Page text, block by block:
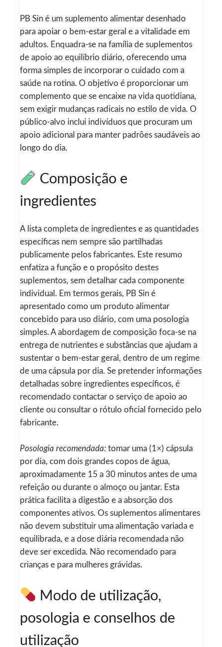
PB Sin é um suplemento alimentar desenhado
para apoiar o bem-estar geral e a vitalidade em
adultos. Enquadra-se na família de suplementos
de apoio ao equilíbrio diário, oferecendo uma
forma simples de incorporar o cuidado com a
saúde na rotina. O objetivo é proporcionar um
complemento que se encaixe na vida quotidiana,
sem exigir mudanças radicais no estilo de vida. O
público-alvo inclui indivíduos que procuram um
apoio adicional para manter padrões saudáveis ao
longo do dia.
Composição e
ingredientes
A lista completa de ingredientes e as quantidades
específicas nem sempre são partilhadas
publicamente pelos fabricantes. Este resumo
enfatiza a função e o propósito destes
suplementos, sem detalhar cada componente
individual. Em termos gerais, PB Sin é
apresentado como um produto alimentar
concebido para uso diário, com uma posologia
simples. A abordagem de composição foca-se na
entrega de nutrientes e substâncias que ajudam a
sustentar o bem-estar geral, dentro de um regime
de uma cápsula por dia. Se pretender informações
detalhadas sobre ingredientes específicos, é
recomendado contactar o serviço de apoio ao
cliente ou consultar o rótulo oficial fornecido pelo
fabricante.
Posologia recomendada: tomar uma (1×) cápsula
por dia, com dois grandes copos de água,
aproximadamente 15 a 30 minutos antes de uma
refeição ou durante o almoço ou jantar. Esta
prática facilita a digestão e a absorção dos
componentes ativos. Os suplementos alimentares
não devem substituir uma alimentação variada e
equilibrada, e a dose diária recomendada não
deve ser excedida. Não recomendado para
crianças e para mulheres grávidas.
Modo de utilização,
posologia e conselhos de
utilização